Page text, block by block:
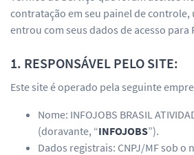
contratação em seu painel de controle,
entrou com seus dados de acesso para
1. RESPONSÁVEL PELO SITE:
Este site é operado pela seguinte
Nome: INFOJOBS BRASIL
(doravante, “INFOJOBS”).
Dados registrais: CNPJ/MF sob o